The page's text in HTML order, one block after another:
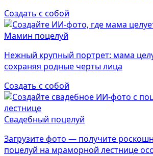
Создать с собой
Мамин поцелуй
Нежный крупный портрет: мама
сохраняя родные черты лица
Создать с собой
Свадебный поцелуй
Загрузите фото — получите
поцелуй на мраморной лестнице